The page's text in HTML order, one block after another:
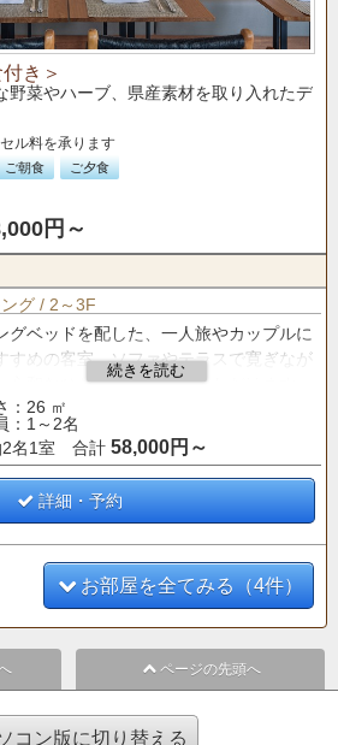
き＞
野菜やハーブ、県産素材を取り入れたデ
ル料を承ります
ご朝食 ご夕食
円～
グ / 2～3F
グベッドを配した、一人旅やカップルに
すめの客室。ソファやテラスで寛ぎなが
心和むひと時をお過ごしいただけます。
階へは階段でのご移動となります
はシャワーブースのみとなります
：26 ㎡
：1～2名
2名1室 合計 58,000円～
詳細・予約
お部屋を全てみる（4件）
ページの先頭へ
コン版に切り替える